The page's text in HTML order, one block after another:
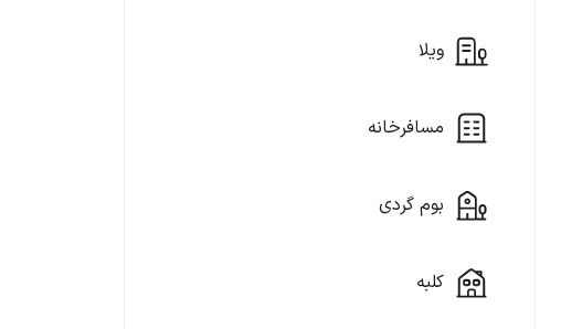
ویلا
مسافرخانه
بوم گردی
کلبه